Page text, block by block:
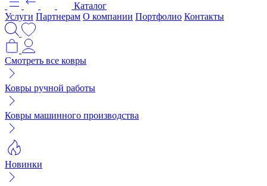
Каталог
Услуги Партнерам О компании Портфолио Контакты
Смотреть все ковры
Ковры ручной работы
Ковры машинного производства
Новинки